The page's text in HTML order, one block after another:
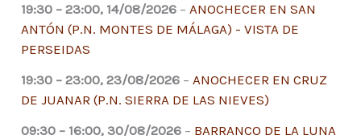
19:30 – 23:00, 14/08/2026 –ANOCHECER EN SAN
ANTÓN (P.N. MONTES DE MÁLAGA) - VISTA DE
PERSEIDAS
19:30 – 23:00,23/08/2026 –ANOCHECER EN CRUZ
DE JUANAR (P.N. SIERRA DE LAS NIEVES)
09:30 – 16:00,30/08/2026 – BARRANCO DE LA LUNA